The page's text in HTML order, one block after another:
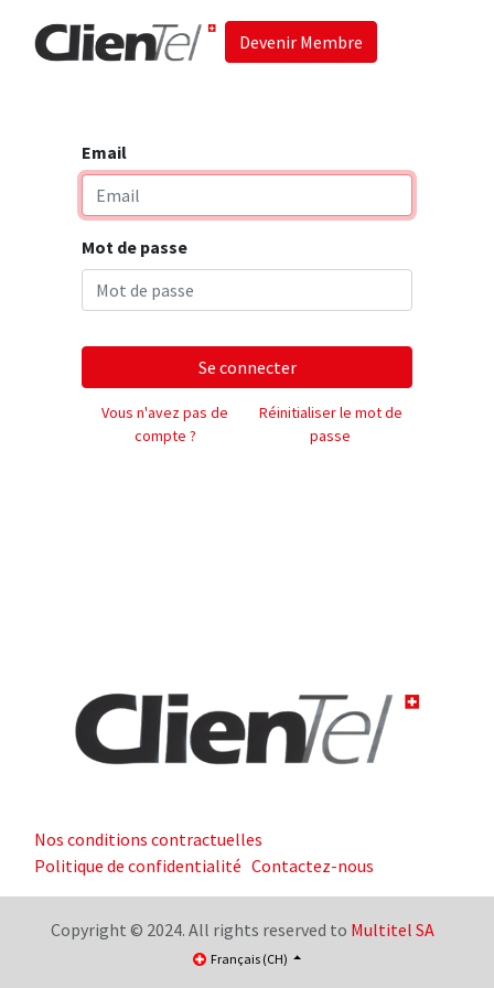
Devenir Membre
Email
Mot de passe
Se connecter
Vous n'avez pas de
compte ?
Réinitialiser le mot de
passe
Nos conditions contractuelles
Politique de confidentialité Contactez-nous
Copyright © 2024. All rights reserved to Multitel SA
Français (CH)